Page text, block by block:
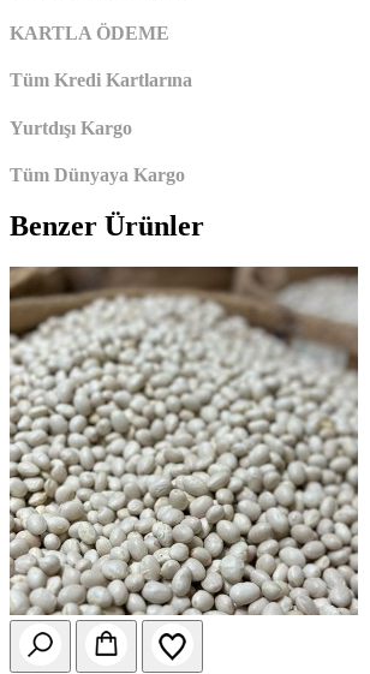
KARTLA ÖDEME
Tüm Kredi Kartlarına
Yurtdışı Kargo
Tüm Dünyaya Kargo
Benzer Ürünler